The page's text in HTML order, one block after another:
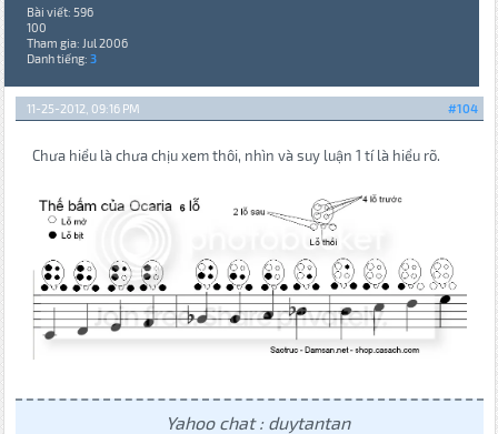
Bài viết: 596
100
Tham gia: Jul 2006
Danh tiếng: 3
#104
11-25-2012, 09:16 PM
Chưa hiểu là chưa chịu xem thôi, nhìn và suy luận 1 tí là hiểu rõ.
Yahoo chat : duytantan